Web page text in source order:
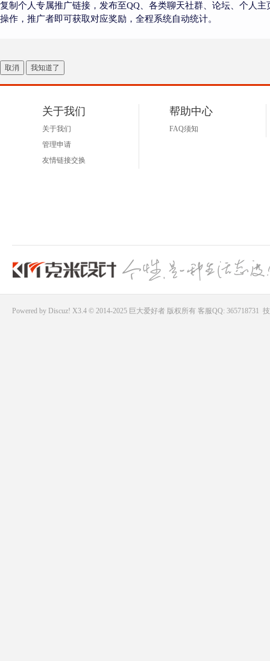
复制个人专属推广链接，发布至QQ、各类聊天社群、论坛、个人
操作，推广者即可获取对应奖励，全程系统自动统计。
取消 我知道了
关于我们
关于我们
管理申请
友情链接交换
帮助中心
FAQ须知
Powered by Discuz! X3.4 © 2014-2025 巨大爱好者版权所有 客服QQ: 365718731